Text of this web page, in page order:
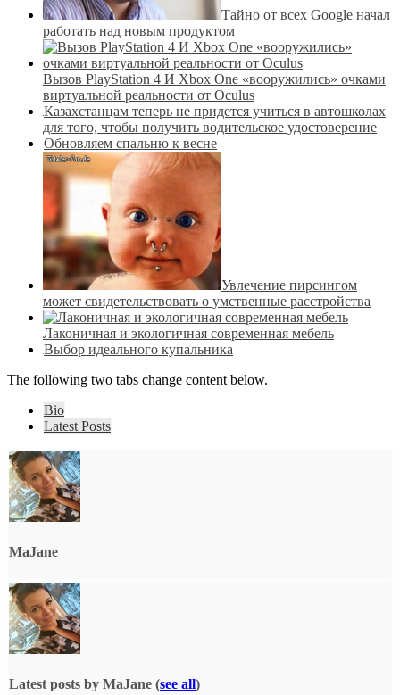
Тайно от всех Google начал
работать над новым продуктом
Вызов PlayStation 4 И Xbox One «вооружились» очками
виртуальной реальности от Oculus
Казахстанцам теперь не придется учиться в автошколах
для того, чтобы получить водительское удостоверение
Обновляем спальню к весне
Увлечение пирсингом
может свидетельствовать о умственные расстройства
Лаконичная и экологичная современная мебель
Выбор идеального купальника
The following two tabs change content below.
Bio
Latest Posts
MaJane
Latest posts by MaJane (see all)